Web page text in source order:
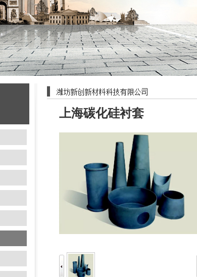
上海碳化硅衬套